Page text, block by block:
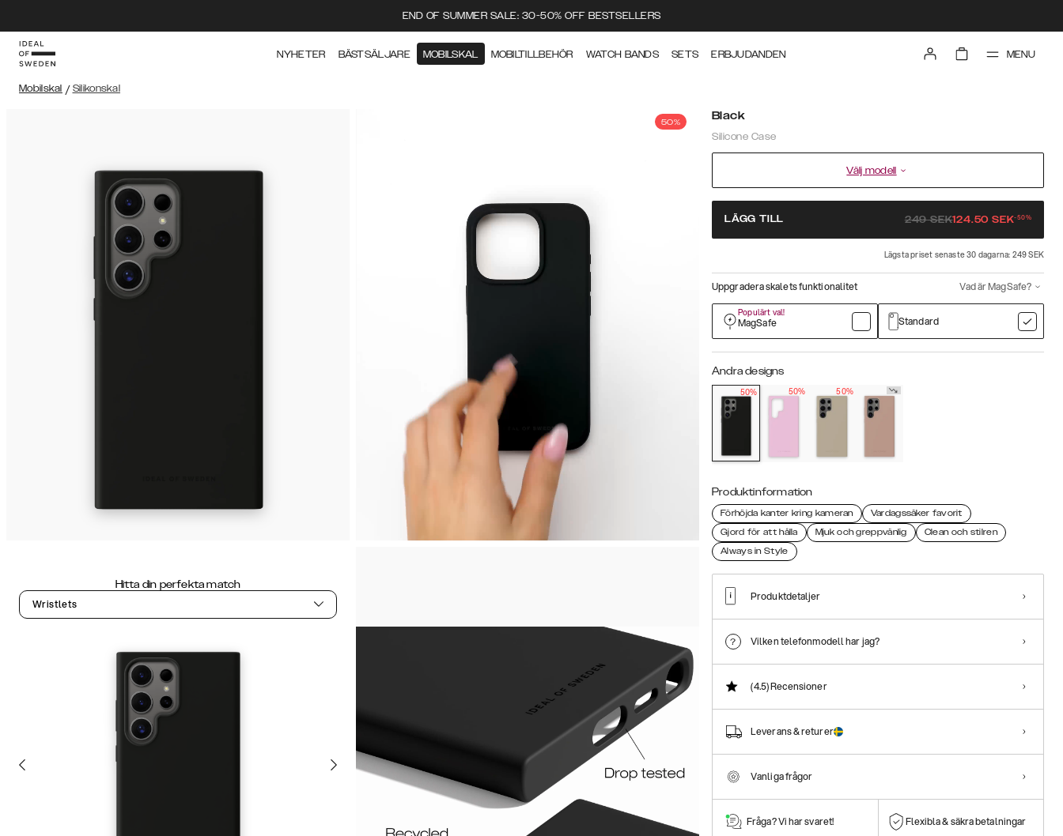
END OF SUMMER SALE: 30-50% OFF BESTSELLERS
NYHETER BÄSTSÄLJARE MOBILSKAL MOBILTILLBEHÖR WATCH BANDS SETS ERBJUDANDEN MENU
Mobilskal / Silikonskal
50%
Hitta din perfekta match
Wristlets
Black
Silicone Case
Välj modell
LÄGG TILL 249SEK124.50 SEK-50%
Lägsta priset senaste 30 dagarna: 249 SEK
Uppgradera skalets funktionalitet Vad är MagSafe?
Populärt val!
MagSafe Standard
Andra designs
50% 50% 50%
Produktinformation
Förhöjda kanter kring kameran
Vardagssäker favorit
Gjord för att hålla
Mjuk och greppvänlig
Clean och stilren
Always in Style
Produktdetaljer
Vilken telefonmodell har jag?
(4.5)Recensioner
Leverans & returer
Vanliga frågor
Fråga? Vi har svaret! Flexibla & säkra betalningar